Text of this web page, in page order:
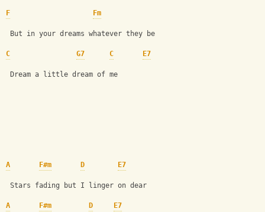
F Fm
But in your dreams whatever they be
C G7 C E7
Dream a little dream of me
A F#m D E7
Stars fading but I linger on dear
A F#m D E7